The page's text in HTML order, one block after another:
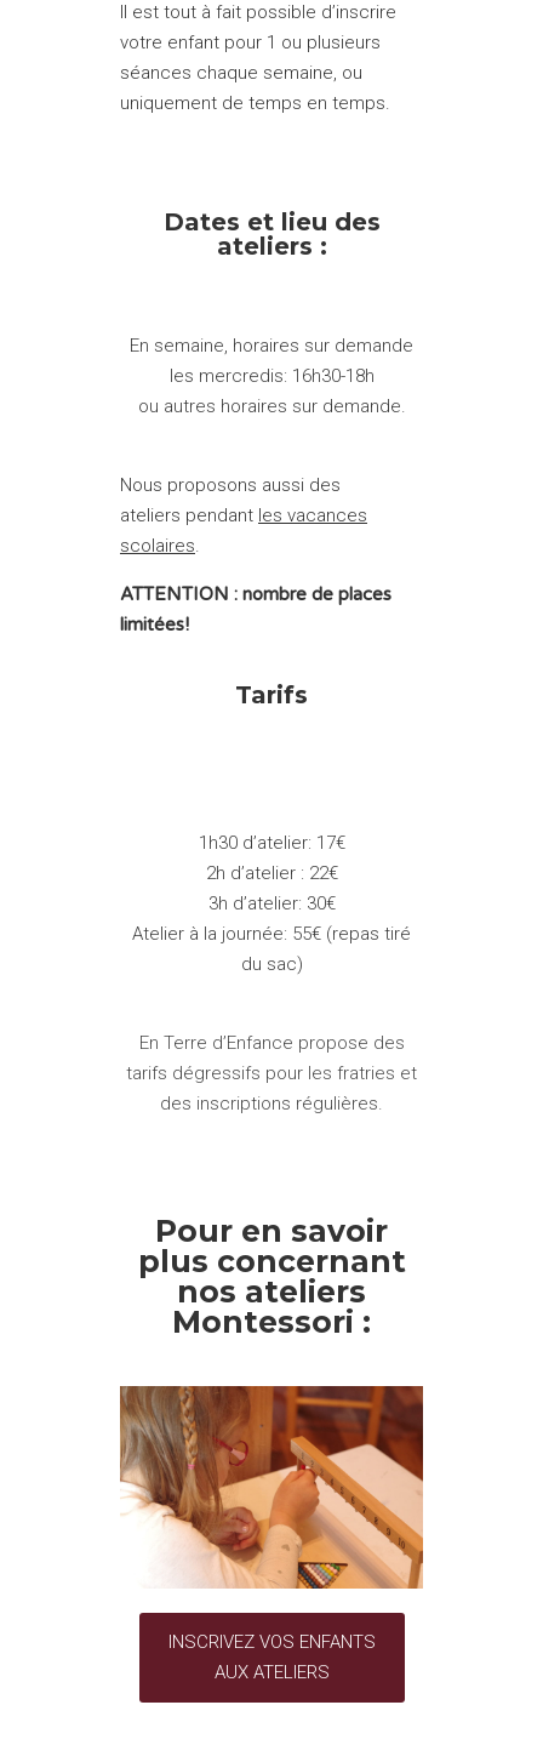
Il est tout à fait possible d’inscrire
votre enfant pour 1 ou plusieurs
séances chaque semaine, ou
uniquement de temps en temps.
Dates et lieu des
ateliers :
En semaine, horaires sur demande
les mercredis: 16h30-18h
ou autres horaires sur demande.
Nous proposons aussi des
ateliers pendant les vacances
scolaires.
ATTENTION : nombre de places
limitées!
Tarifs
1h30 d’atelier: 17€
2h d’atelier : 22€
3h d’atelier: 30€
Atelier à la journée: 55€ (repas tiré
du sac)
En Terre d’Enfance propose des
tarifs dégressifs pour les fratries et
des inscriptions régulières.
Pour en savoir
plus concernant
nos ateliers
Montessori :
INSCRIVEZ VOS ENFANTS
AUX ATELIERS